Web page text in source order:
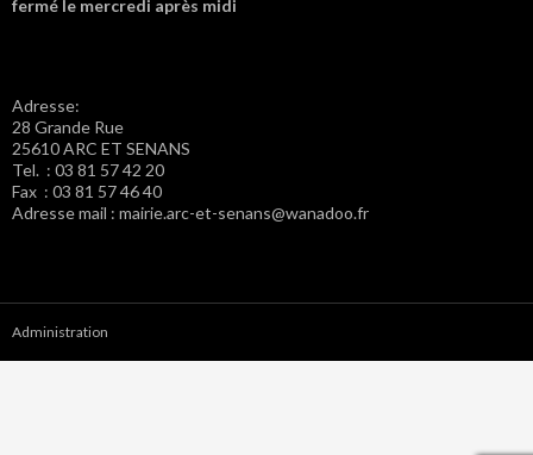
fermé le mercredi après midi
Adresse:
28 Grande Rue
25610 ARC ET SENANS
Tel. : 03 81 57 42 20
Fax : 03 81 57 46 40
Adresse mail : mairie.arc-et-senans@wanadoo.fr
Administration